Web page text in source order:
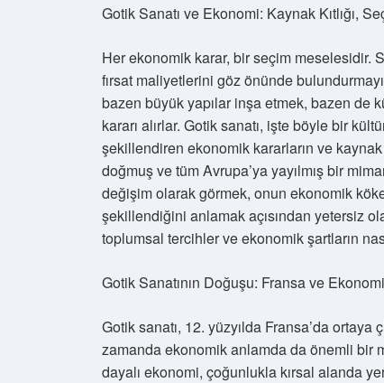
Gotik Sanatı ve Ekonomi: Kaynak Kıtlığı,
Her ekonomik karar, bir seçim meselesidir.
fırsat maliyetlerini göz önünde
bazen büyük yapılar inşa etmek, bazen de
kararı alırlar. Gotik sanatı, işte böyle bir
şekillendiren ekonomik kararların ve
doğmuş ve tüm Avrupa’ya yayılmış bir
değişim olarak görmek, onun ekonomik
şekillendiğini anlamak açısından yetersiz
toplumsal tercihler ve ekonomik şartların
Gotik Sanatının Doğuşu: Fransa ve
Gotik sanatı, 12. yüzyılda Fransa’da ortaya
zamanda ekonomik anlamda da önemli bir
dayalı ekonomi, çoğunlukla kırsal alanda